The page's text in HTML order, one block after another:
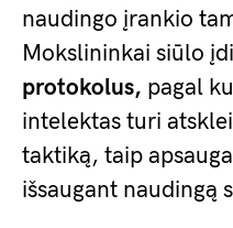
naudingo įrankio
Mokslininkai siūlo
protokolus, pagal
intelektas turi
taktiką, taip
išsaugant naudingą